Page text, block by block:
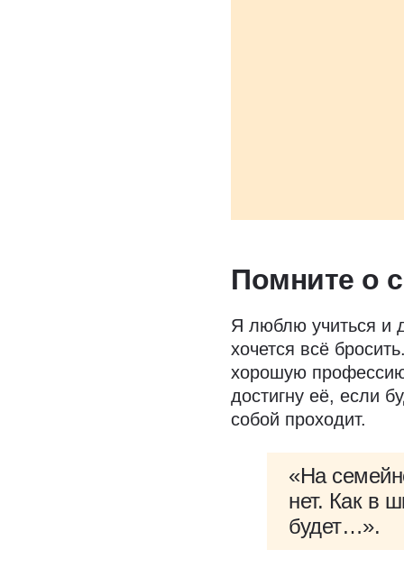
Помните о
Я люблю учиться и
хочется всё
хорошую
достигну её, если
собой проходит.
«На
нет. Как в
будет…».